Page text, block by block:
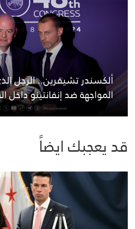
ألكسندر تشيفرين.. الرجل
المواجهة ضد إنفانتينو داخل
قد يعجبك ايضاً